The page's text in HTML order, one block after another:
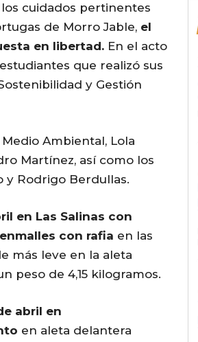
cuidados pertinentes
de Morro Jable, el
en libertad. En el acto
que realizó sus
y Gestión
Ambiental, Lola
Martínez, así como los
y Rodrigo Berdullas.
en Las Salinas con
con rafia en las
más leve en la aleta
peso de 4,15 kilogramos.
abril en
en aleta delantera